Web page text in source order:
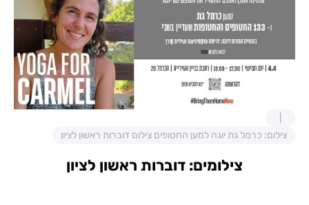
צילום: כרמל גת יוגה למען החטופים צילום דוברות ראשון לציון
צילומים: דוברות ראשון לציון